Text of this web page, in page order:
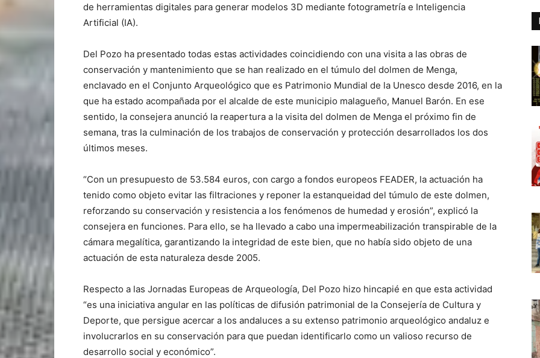
de herramientas digitales para generar modelos 3D mediante fotogrametría e Inteligencia
Artificial (IA).
Del Pozo ha presentado todas estas actividades coincidiendo con una visita a las obras de
conservación y mantenimiento que se han realizado en el túmulo del dolmen de Menga,
enclavado en el Conjunto Arqueológico que es Patrimonio Mundial de la Unesco desde 2016, en la
que ha estado acompañada por el alcalde de este municipio malagueño, Manuel Barón. En ese
sentido, la consejera anunció la reapertura a la visita del dolmen de Menga el próximo fin de
semana, tras la culminación de los trabajos de conservación y protección desarrollados los dos
últimos meses.
“Con un presupuesto de 53.584 euros, con cargo a fondos europeos FEADER, la actuación ha
tenido como objeto evitar las filtraciones y reponer la estanqueidad del túmulo de este dolmen,
reforzando su conservación y resistencia a los fenómenos de humedad y erosión”, explicó la
consejera en funciones. Para ello, se ha llevado a cabo una impermeabilización transpirable de la
cámara megalítica, garantizando la integridad de este bien, que no había sido objeto de una
actuación de esta naturaleza desde 2005.
Respecto a las Jornadas Europeas de Arqueología, Del Pozo hizo hincapié en que esta actividad
“es una iniciativa angular en las políticas de difusión patrimonial de la Consejería de Cultura y
Deporte, que persigue acercar a los andaluces a su extenso patrimonio arqueológico andaluz e
involucrarlos en su conservación para que puedan identificarlo como un valioso recurso de
desarrollo social y económico”.